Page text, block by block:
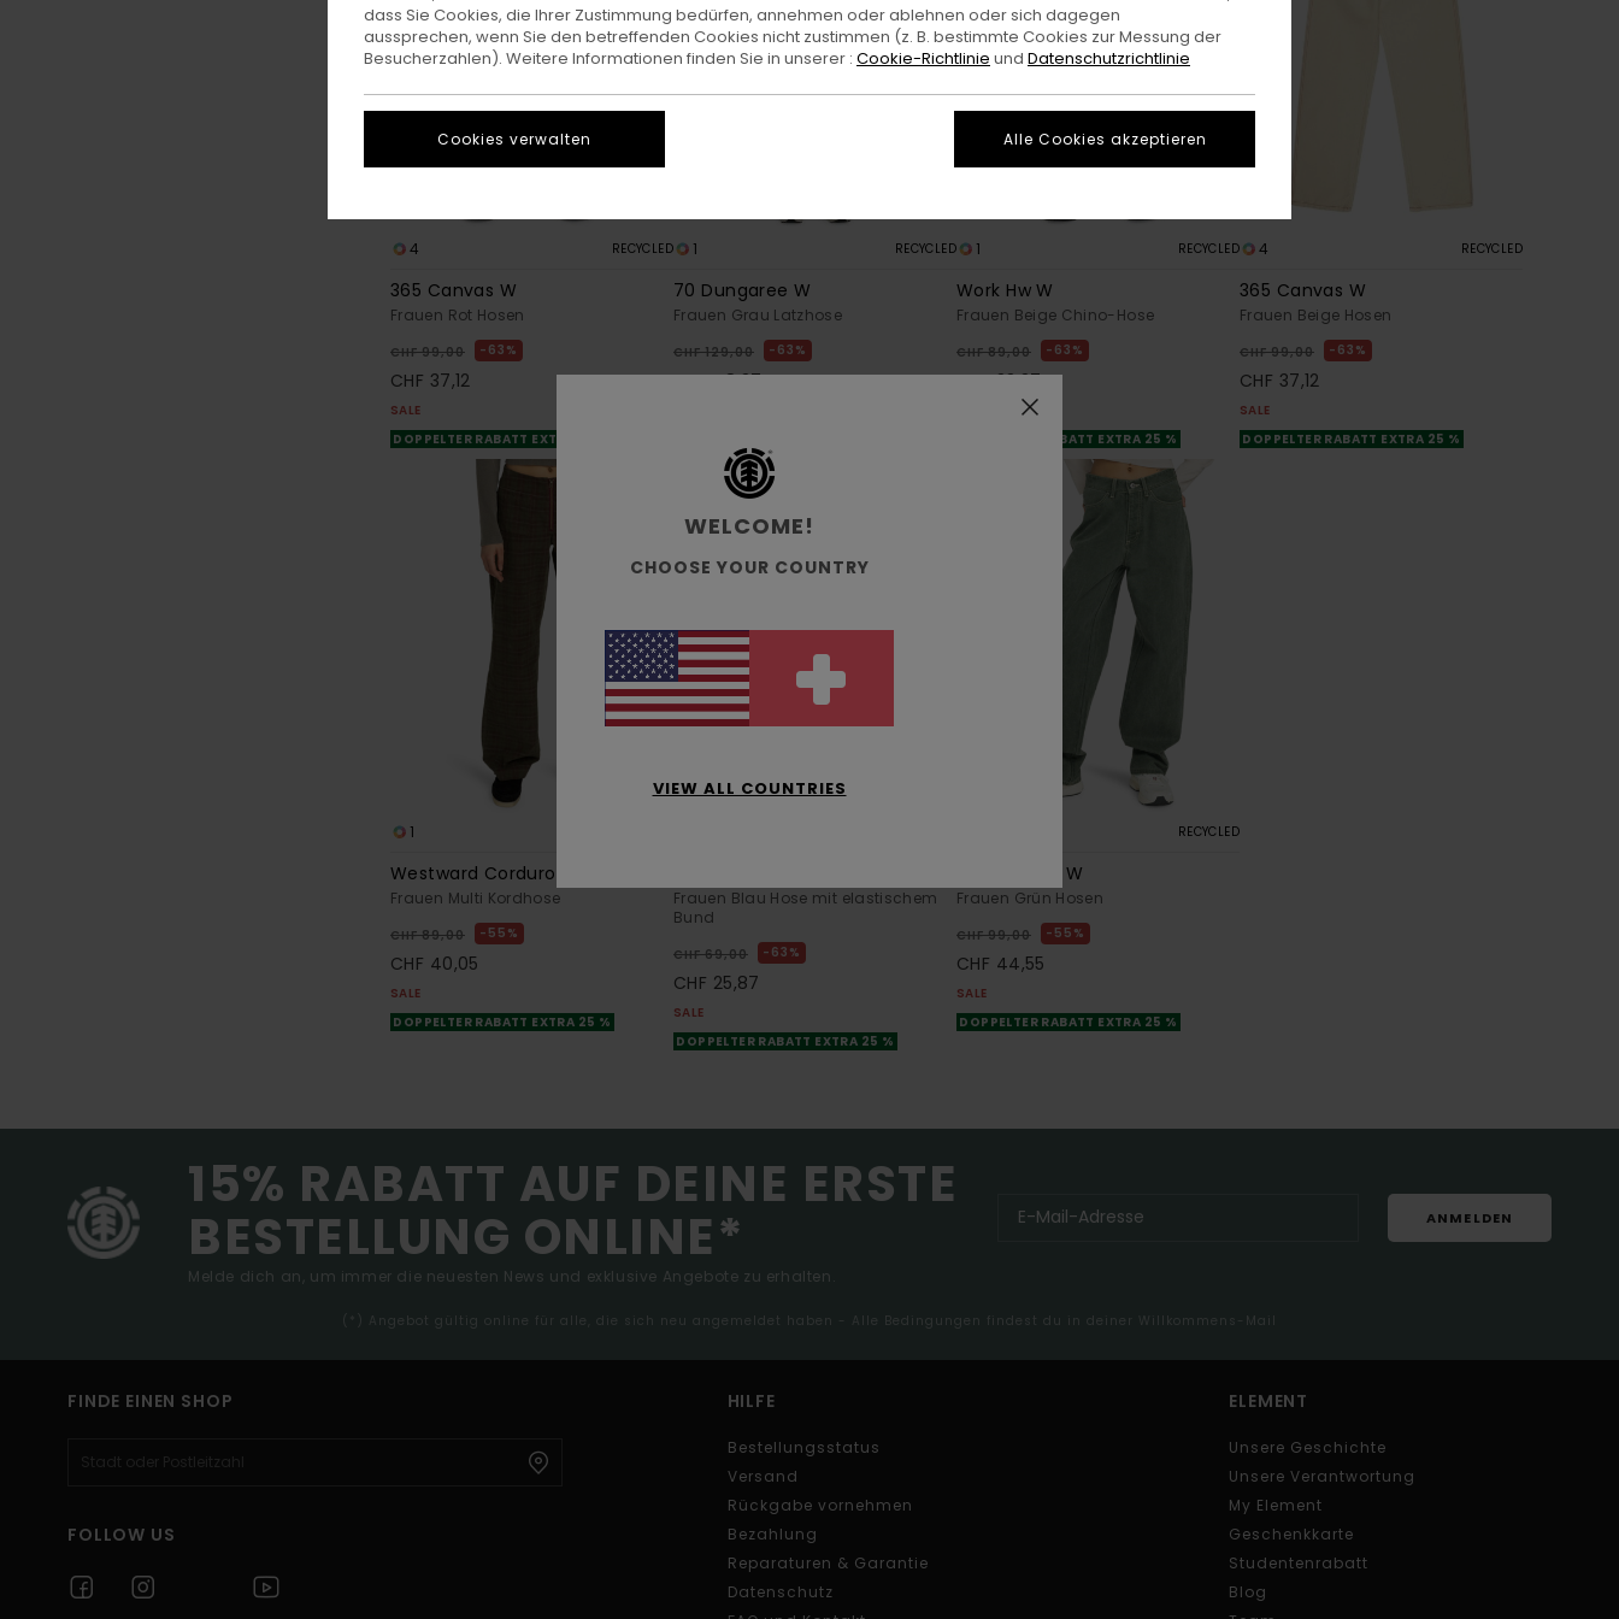
4 RECYCLED
365 Canvas W
Frauen Rot Hosen
CHF 99,00 63%
CHF 37,12
SALE
DOPPELTER RABATT EXTRA 25 %
1 RECYCLED
70 Dungaree W
Frauen Grau Latzhose
CHF 129,00 63%
CHF 48,37
1 RECYCLED
Work Hw W
Frauen Beige Chino-Hose
CHF 89,00 63%
CHF 33,37
DOPPELTER RABATT EXTRA 25 %
4 RECYCLED
365 Canvas W
Frauen Beige Hosen
CHF 99,00 63%
CHF 37,12
SALE
DOPPELTER RABATT EXTRA 25 %
1
Westward Corduroy W
Frauen Multi Kordhose
CHF 89,00 55%
CHF 40,05
SALE
DOPPELTER RABATT EXTRA 25 %
Frauen Blau Hose mit elastischem
Bund
CHF 69,00 63%
CHF 25,87
SALE
DOPPELTER RABATT EXTRA 25 %
RECYCLED
365 Canvas W
Frauen Grün Hosen
CHF 99,00 55%
CHF 44,55
SALE
DOPPELTER RABATT EXTRA 25 %
15% RABATT AUF DEINE ERSTE
BESTELLUNG ONLINE*
Melde dich an, um immer die neuesten News und exklusive Angebote zu erhalten.
ANMELDEN
(*) Angebot gültig online für alle, die sich neu angemeldet haben - Alle Bedingungen findest du in deiner Willkommens-Mail
FINDE EINEN SHOP
FOLLOW US
HILFE
Bestellungsstatus
Versand
Rückgabe vornehmen
Bezahlung
Reparaturen & Garantie
Datenschutz
ELEMENT
Unsere Geschichte
Unsere Verantwortung
My Element
Geschenkkarte
Studentenrabatt
Blog
WELCOME!
CHOOSE YOUR COUNTRY
VIEW ALL COUNTRIES
dass Sie Cookies, die Ihrer Zustimmung bedürfen, annehmen oder ablehnen oder sich dagegen
aussprechen, wenn Sie den betreffenden Cookies nicht zustimmen (z. B. bestimmte Cookies zur Messung der
Besucherzahlen). Weitere Informationen finden Sie in unserer : Cookie-Richtlinie und Datenschutzrichtlinie
Cookies verwalten Alle Cookies akzeptieren